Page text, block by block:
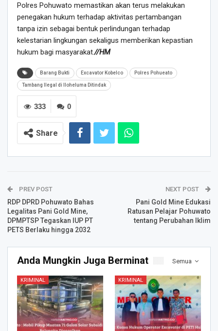
Polres Pohuwato memastikan akan terus melakukan
penegakan hukum terhadap aktivitas pertambangan
tanpa izin sebagai bentuk perlindungan terhadap
kelestarian lingkungan sekaligus memberikan kepastian
hukum bagi masyarakat.//HM
Barang Bukti Excavator Kobelco Polres Pohueato
Tambang Ilegal di Iloheluma Ditindak
0
333
Share
PREV POST
RDP DPRD Pohuwato Bahas
Legalitas Pani Gold Mine,
DPMPTSP Tegaskan IUP PT
PETS Berlaku hingga 2032
NEXT POST
Pani Gold Mine Edukasi
Ratusan Pelajar Pohuwato
tentang Perubahan Iklim
Semua
Anda Mungkin Juga Berminat
KRIMINAL KRIMINAL